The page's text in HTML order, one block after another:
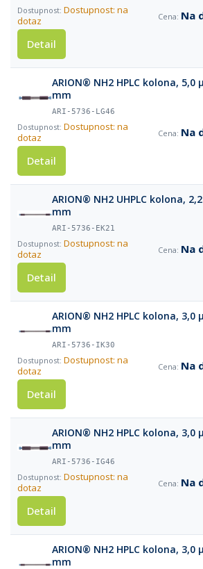
Dostupnost: na
dotaz
Na
Detail
ARION® NH2 HPLC kolona, 5,0
mm
ARI-5736-LG46
Dostupnost: na
dotaz
Na
Detail
ARION® NH2 UHPLC kolona,
mm
ARI-5736-EK21
Dostupnost: na
dotaz
Na
Detail
ARION® NH2 HPLC kolona, 3,0
mm
ARI-5736-IK30
Dostupnost: na
dotaz
Na
Detail
ARION® NH2 HPLC kolona, 3,0
mm
ARI-5736-IG46
Dostupnost: na
dotaz
Na
Detail
ARION® NH2 HPLC kolona, 3,0
mm